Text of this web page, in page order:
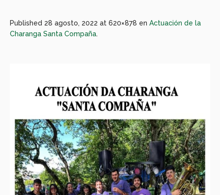
Published 28 agosto, 2022 at 620×878 en Actuación de la
Charanga Santa Compaña.